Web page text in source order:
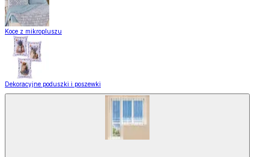
Koce z mikropluszu
Dekoracyjne poduszki i poszewki